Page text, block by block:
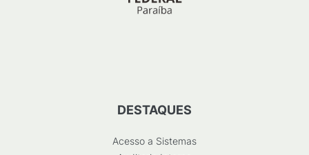
DESTAQUES
Acesso a Sistemas